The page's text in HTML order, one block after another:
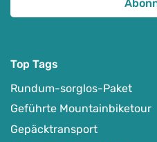
Top Tags
Rundum-sorglos-Paket
Geführte Mountainbiketour
Gepäcktransport